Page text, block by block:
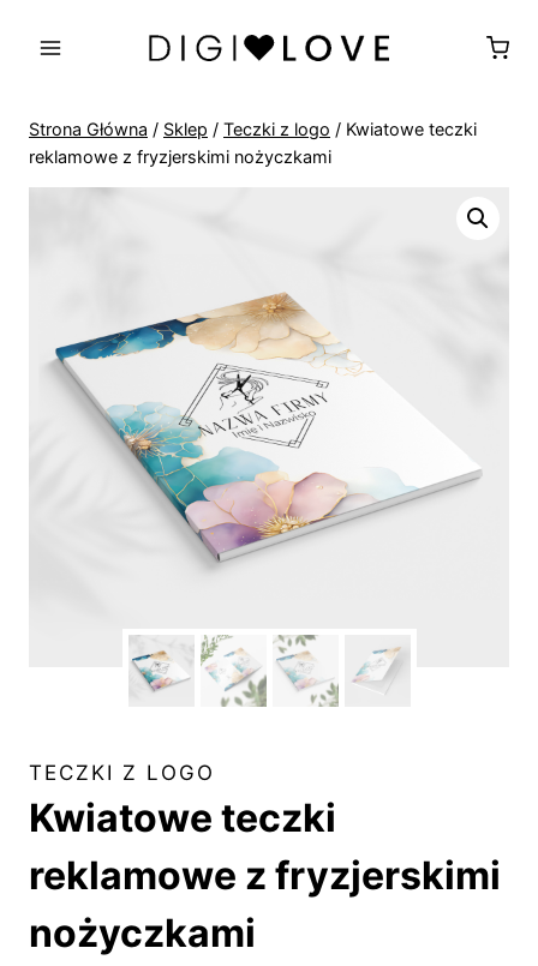
Strona Główna / Sklep / Teczki z logo / Kwiatowe teczki
reklamowe z fryzjerskimi nożyczkami
TECZKI Z LOGO
Kwiatowe teczki
reklamowe z fryzjerskimi
nożyczkami